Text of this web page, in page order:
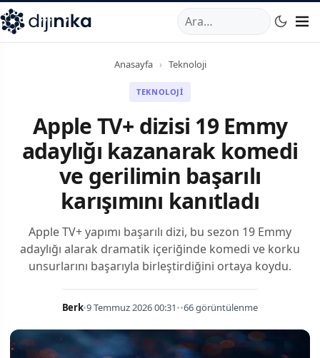
,Marmara Mahallesi,Beylikdüzü34520TRTelefon:0850
Anasayfa › Teknoloji
TEKNOLOJI
Apple TV+ dizisi 19 Emmy
adaylığı kazanarak komedi
ve gerilimin başarılı
karışımını kanıtladı
Apple TV+ yapımı başarılı dizi, bu sezon 19 Emmy
adaylığı alarak dramatik içeriğinde komedi ve korku
unsurlarını başarıyla birleştirdiğini ortaya koydu.
Berk•9 Temmuz 2026 00:31••66 görüntülenme